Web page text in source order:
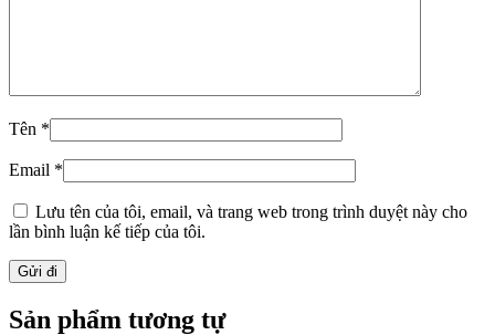
Tên *
Email *
Lưu tên của tôi, email, và trang web trong trình duyệt này cho
lần bình luận kế tiếp của tôi.
Sản phẩm tương tự